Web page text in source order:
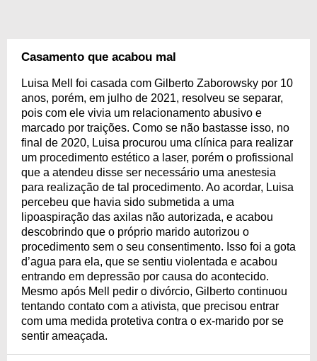
Casamento que acabou mal
Luisa Mell foi casada com Gilberto Zaborowsky por 10
anos, porém, em julho de 2021, resolveu se separar,
pois com ele vivia um relacionamento abusivo e
marcado por traições. Como se não bastasse isso, no
final de 2020, Luisa procurou uma clínica para realizar
um procedimento estético a laser, porém o profissional
que a atendeu disse ser necessário uma anestesia
para realização de tal procedimento. Ao acordar, Luisa
percebeu que havia sido submetida a uma
lipoaspiração das axilas não autorizada, e acabou
descobrindo que o próprio marido autorizou o
procedimento sem o seu consentimento. Isso foi a gota
d’agua para ela, que se sentiu violentada e acabou
entrando em depressão por causa do acontecido.
Mesmo após Mell pedir o divórcio, Gilberto continuou
tentando contato com a ativista, que precisou entrar
com uma medida protetiva contra o ex-marido por se
sentir ameaçada.